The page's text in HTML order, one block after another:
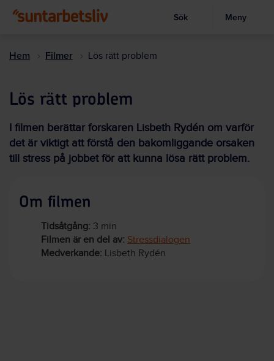
till
Visa sökruta
Sök Meny
Hem Filmer Lös rätt problem
Lös rätt problem
I filmen berättar forskaren Lisbeth Rydén om varför
det är viktigt att förstå den bakomliggande orsaken
till stress på jobbet för att kunna lösa rätt problem.
Om filmen
Tidsåtgång: 3 min
Filmen är en del av: Stressdialogen
Medverkande: Lisbeth Rydén